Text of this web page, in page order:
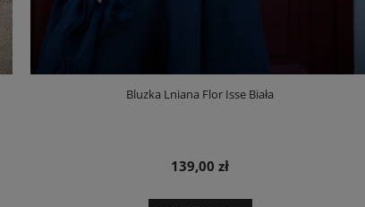
Bluzka Lniana Flor Isse Biała
139,00 zł